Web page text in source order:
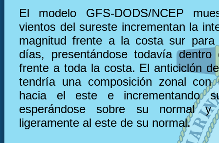
El modelo GFS-DODS/NCEP
vientos del sureste incrementan la
magnitud frente a la costa sur para
días, presentándose todavía
frente a toda la costa. El anticiclón
tendría una composición zonal con
hacia el este e incrementando
esperándose sobre su normal y
ligeramente al este de su normal.